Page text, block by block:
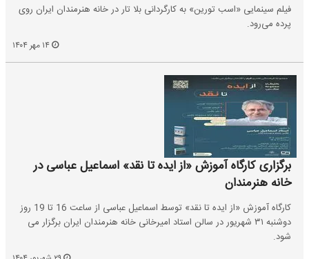
فیلم سینمایی «اسب تورین» به کارگردانی بلا تار در خانه هنرمندان ایران روی
پرده می‌رود.
برگزاری کارگاه آموزش «از ایده تا نقد» اسماعیل عباسی در
خانه هنرمندان
کارگاه آموزش «از ایده تا نقد» توسط اسماعیل عباسی از ساعت 16 تا 19 روز
دوشنبه ۳۱ شهریور در سالن استاد امیرخانی خانه هنرمندان ایران برگزار می
شود.